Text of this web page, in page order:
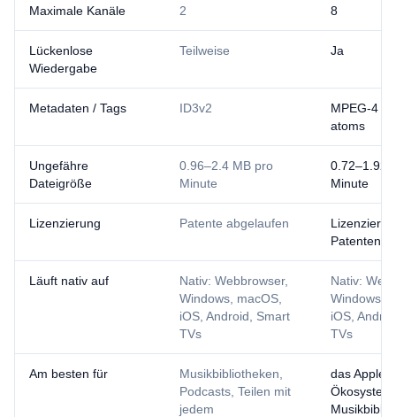
Maximale Kanäle 2 8
Lückenlose
Wiedergabe
Teilweise Ja
Metadaten / Tags ID3v2
MPEG-4
atoms
Ungefähre
Dateigröße
0.96–2.4 MB pro
Minute
0.72–1.92
Minute
Lizenzierung Patente abgelaufen
Lizenziert
Patenten
Läuft nativ auf
Nativ: Webbrowser,
Windows, macOS,
iOS, Android, Smart
TVs
Nativ:
Windows,
iOS,
TVs
Am besten für
Musikbibliotheken,
Podcasts, Teilen mit
jedem
das Apple-
Ökosystem,